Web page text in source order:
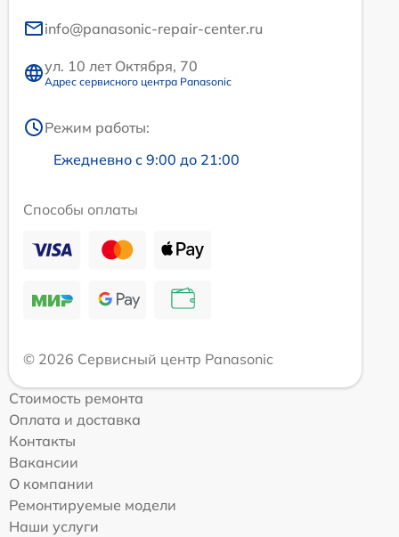
info@panasonic-repair-center.ru
ул. 10 лет Октября, 70
Адрес сервисного центра Panasonic
Режим работы:
Ежедневно с 9:00 до 21:00
Способы оплаты
© 2026 Сервисный центр Panasonic
Стоимость ремонта
Оплата и доставка
Контакты
Вакансии
О компании
Ремонтируемые модели
Наши услуги